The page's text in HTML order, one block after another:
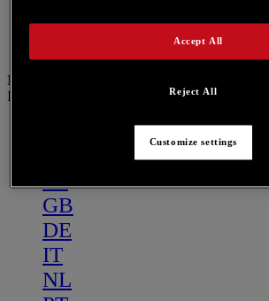
Menu
IT
ES
GB
DE
IT
NL
Reject All
Accept All
Customize settings